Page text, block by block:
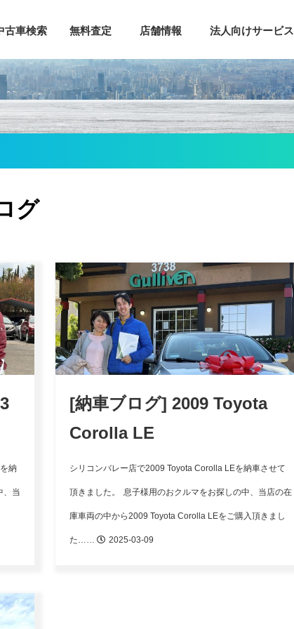
古車検索
古車ご提案サービス
トレットサービス
ガリバーオンラインサービス
紹介プログラム
リバー車購入Q&A
無料査定
売却までの5ステップ
アメリカでの車売却方法
車を売るならガリバー
店舗情報
アーバイン店
シリコンバレー店
シカゴ店
法人向けサービス
グ
納
、当
[納車ブログ] 2009 Toyota
Corolla LE
シリコンバレー店で2009 Toyota Corolla LEを納車させて
頂きました。 息子様用のおクルマをお探しの中、当店の在
庫車両の中から2009 Toyota Corolla LEをご購入頂きまし
た…… 2025-03-09